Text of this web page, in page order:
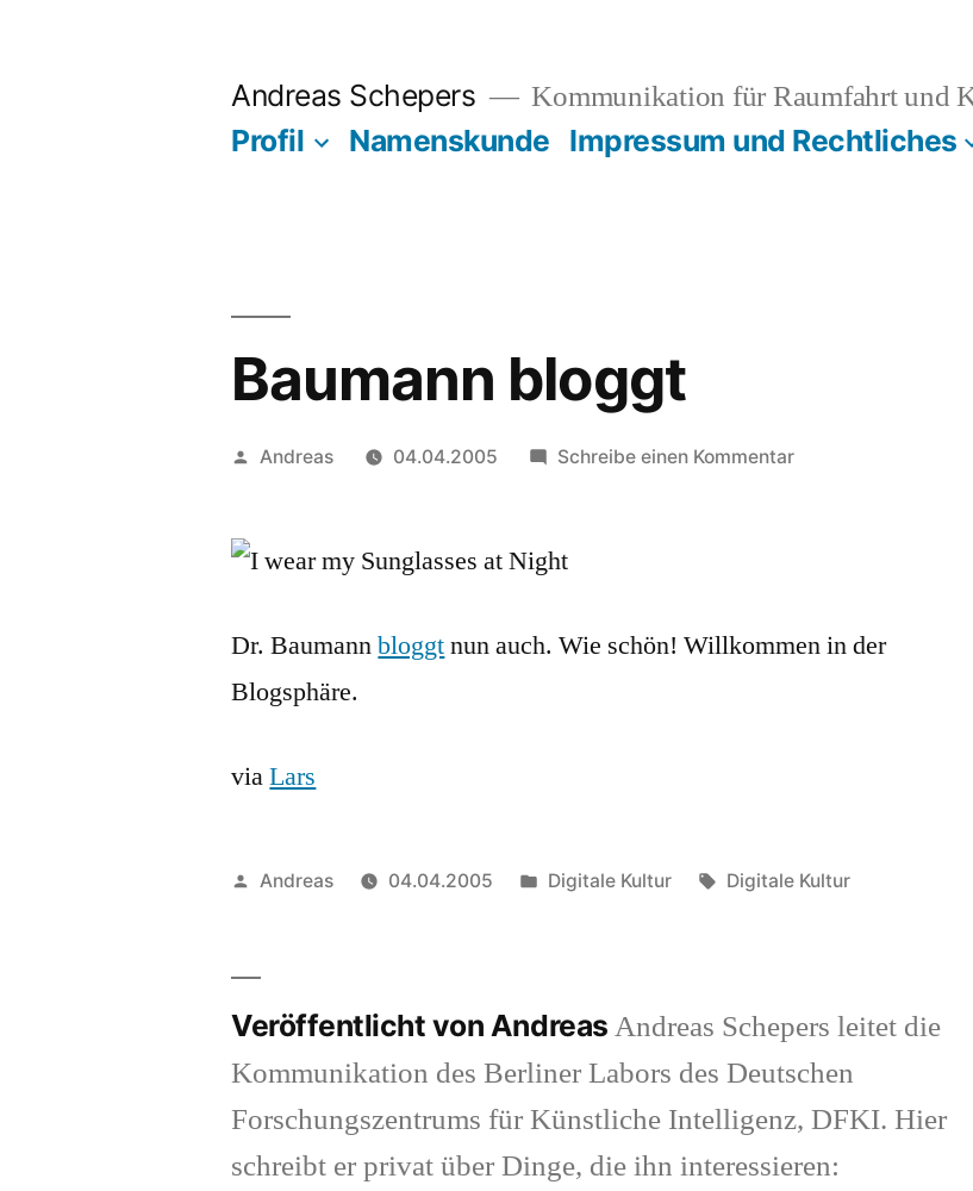
Andreas Schepers Kommunikation für Raumfahrt und
Profil Namenskunde Impressum und Rechtliches
Baumann bloggt
Veröffentlicht
Andreas 04.04.2005 Schreibe einen Kommentarzu
Dr. Baumannbloggtnun auch. Wie schön! Willkommen in der
Blogsphäre.
viaLars
Veröffentlicht
Andreas 04.04.2005
Veröffentlicht
Digitale Kultur Schlagwörter:
Digitale Kultur
Veröffentlicht von Andreas Andreas Schepers leitet die
Kommunikation des Berliner Labors des Deutschen
Forschungszentrums für Künstliche Intelligenz, DFKI. Hier
schreibt er privat über Dinge, die ihn interessieren: